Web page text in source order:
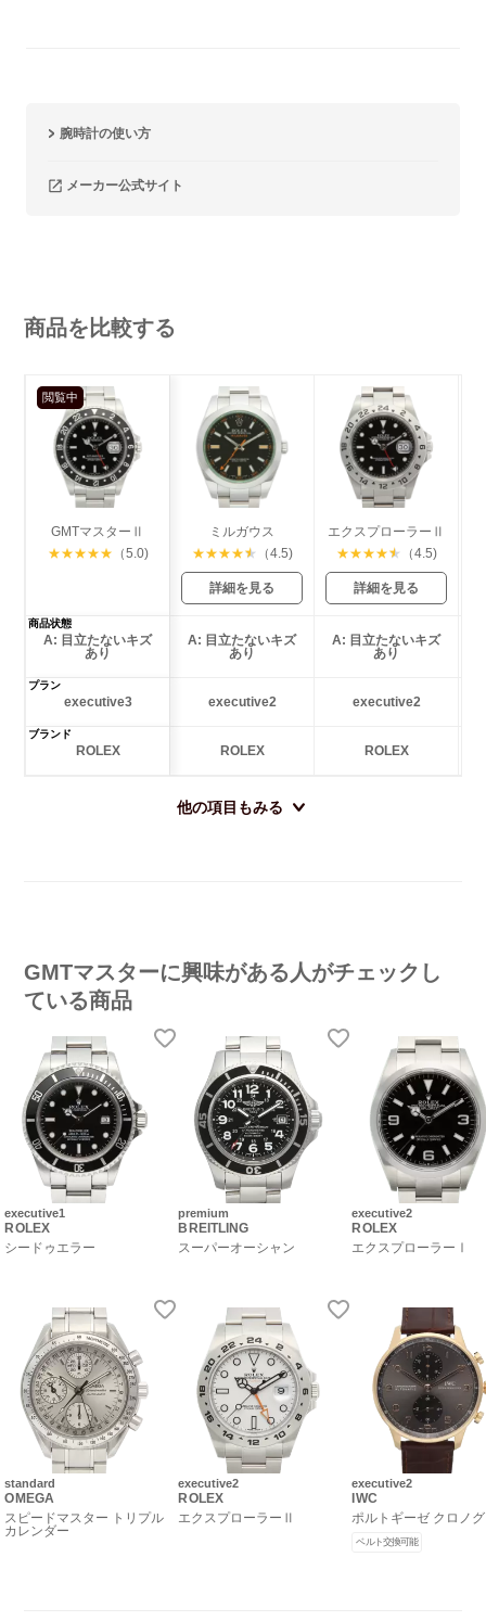
腕時計の使い方
メーカー公式サイト
商品を比較する
閲覧中
GMTマスターⅡ
★★★★★ （5.0)
ミルガウス
★★★★★ （4.5)
詳細を見る
エクスプローラーⅡ
★★★★★ （4.5)
詳細を見る
商品状態
A: 目立たないキズ
あり
A: 目立たないキズ
あり
A: 目立たないキズ
あり
プラン
executive3 executive2 executive2
ブランド
ROLEX ROLEX ROLEX
他の項目もみる
GMTマスターに興味がある人がチェックし
ている商品
executive1
ROLEX
シードゥエラー
standard
OMEGA
スピードマスター トリプル
カレンダー
premium
BREITLING
スーパーオーシャン
executive2
ROLEX
エクスプローラーⅡ
executive2
ROLEX
エクスプローラーⅠ
executive2
IWC
ポルトギーゼ クロノ
ベルト交換可能